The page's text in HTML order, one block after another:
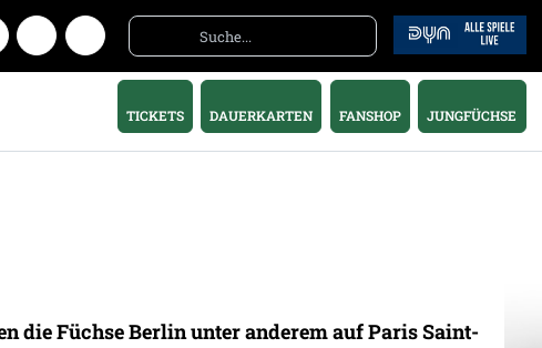
TICKETS DAUERKARTEN FANSHOP JUNGFÜCHSE
die Füchse Berlin unter anderem auf Paris Saint-